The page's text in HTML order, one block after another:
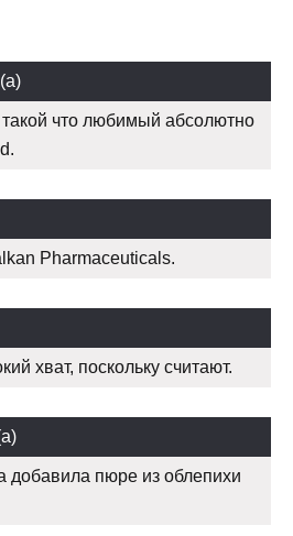
что любимый абсолютно
Pharmaceuticals.
хват, поскольку считают.
добавила пюре из облепихи